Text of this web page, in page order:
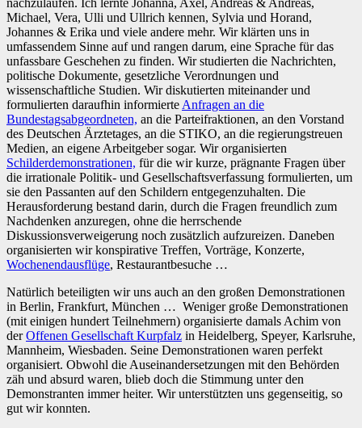
nachzulaufen. Ich lernte Johanna, Axel, Andreas & Andreas,
Michael, Vera, Ulli und Ullrich kennen, Sylvia und Horand,
Johannes & Erika und viele andere mehr. Wir klärten uns in
umfassendem Sinne auf und rangen darum, eine Sprache für das
unfassbare Geschehen zu finden. Wir studierten die Nachrichten,
politische Dokumente, gesetzliche Verordnungen und
wissenschaftliche Studien. Wir diskutierten miteinander und
formulierten daraufhin informierteAnfragen an die
Bundestagsabgeordneten, an die Parteifraktionen, an den Vorstand
des Deutschen Ärztetages, an die STIKO, an die regierungstreuen
Medien, an eigene Arbeitgeber sogar. Wir organisierten
Schilderdemonstrationen, für die wir kurze, prägnante Fragen über
die irrationale Politik- und Gesellschaftsverfassung formulierten, um
sie den Passanten auf den Schildern entgegenzuhalten. Die
Herausforderung bestand darin, durch die Fragen freundlich zum
Nachdenken anzuregen, ohne die herrschende
Diskussionsverweigerung noch zusätzlich aufzureizen. Daneben
organisierten wir konspirative Treffen, Vorträge, Konzerte,
Wochenendausflüge, Restaurantbesuche …
Natürlich beteiligten wir uns auch an den großen Demonstrationen
in Berlin, Frankfurt, München … Weniger große Demonstrationen
(mit einigen hundert Teilnehmern) organisierte damals Achim von
derOffenen Gesellschaft Kurpfalz in Heidelberg, Speyer, Karlsruhe,
Mannheim, Wiesbaden. Seine Demonstrationen waren perfekt
organisiert. Obwohl die Auseinandersetzungen mit den Behörden
zäh und absurd waren, blieb doch die Stimmung unter den
Demonstranten immer heiter. Wir unterstützten uns gegenseitig, so
gut wir konnten.